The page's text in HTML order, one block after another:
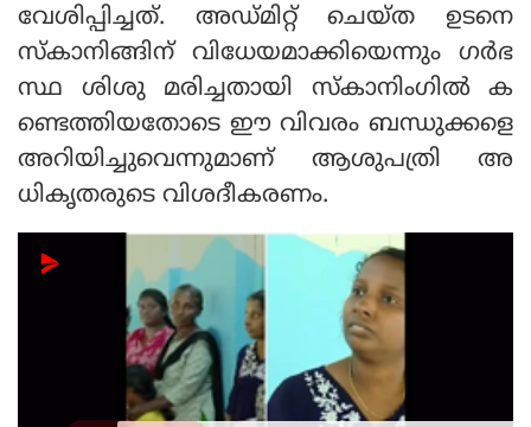
വേശിപ്പിച്ചത്. അഡ്മിറ്റ് ചെയ്ത ഉടനെ
സ്‌കാനിങ്ങിന് വിധേയമാക്കിയെന്നും ഗര്‍ഭ
സ്ഥ ശിശു മരിച്ചതായി സ്‌കാനിംഗില്‍ ക
ണ്ടെത്തിയതോടെ ഈ വിവരം ബന്ധുക്കളെ
അറിയിച്ചുവെന്നുമാണ് ആശുപത്രി അ
ധികൃതരുടെ വിശദീകരണം.